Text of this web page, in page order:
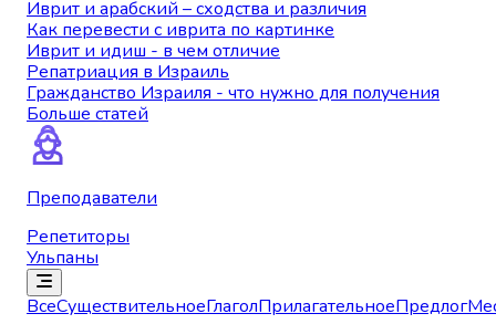
Иврит и арабский – сходства и различия
Как перевести с иврита по картинке
Иврит и идиш - в чем отличие
Репатриация в Израиль
Гражданство Израиля - что нужно для получения
Больше статей
Преподаватели
Репетиторы
Ульпаны
ВсеСуществительноеГлаголПрилагательноеПредлог